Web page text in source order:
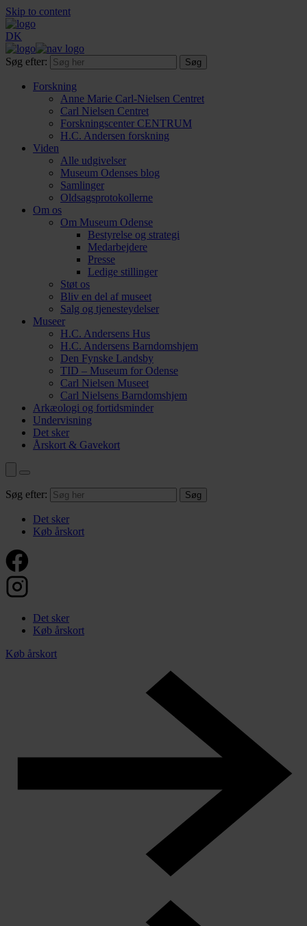
Skip to content
DK
Søg efter:
Forskning
Anne Marie Carl-Nielsen Centret
Carl Nielsen Centret
Forsknings­center CENTRUM
H.C. Andersen forskning
Viden
Alle udgivelser
Museum Odenses blog
Samlinger
Oldsagsprotokollerne
Om os
Om Museum Odense
Bestyrelse og strategi
Medarbejdere
Presse
Ledige stillinger
Støt os
Bliv en del af museet
Salg og tjenesteydelser
Museer
H.C. Andersens Hus
H.C. Andersens Barndomshjem
Den Fynske Landsby
TID – Museum for Odense
Carl Nielsen Museet
Carl Nielsens Barndomshjem
Arkæologi og fortidsminder
Undervisning
Det sker
Årskort & Gavekort
Søg efter:
Det sker
Køb årskort
Det sker
Køb årskort
Køb årskort